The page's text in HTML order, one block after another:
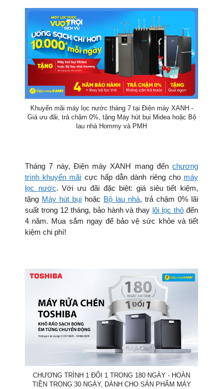
Khuyến mãi máy lọc nước tháng 7 tại Điện máy XANH -
Giá ưu đãi, trả chậm 0%, tặng Máy hút bụi Midea hoặc Bộ
lau nhà Hommy và PMH
Tháng 7 này, Điện máy XANH mang đến chương
trình khuyến mãi cực hấp dẫn dành riêng cho máy
lọc nước. Với ưu đãi đặc biệt: giá siêu tiết kiệm,
tặng Máy hút bụi hoặc Bộ lau nhà, trả chậm 0% lãi
suất trong 12 tháng, bảo hành và thay lõi lọc thô đến
4 năm. Mua sắm ngay để bảo vệ sức khỏe và tiết
kiệm chi phí!
CHƯƠNG TRÌNH 1 ĐỔI 1 TRONG 180 NGÀY - HOÀN
TIỀN TRONG 30 NGÀY, DÀNH CHO SẢN PHẨM MÁY